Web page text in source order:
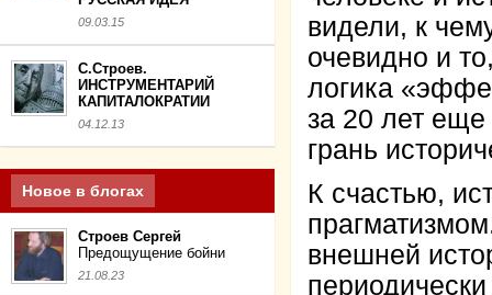
09.03.15
С.Строев.
ИНСТРУМЕНТАРИЙ
КАПИТАЛОКРАТИИ
04.12.13
Новое в блогах
Строев Сергей
Предощущение бойни
21.08.23
видели, к
очевидно и
логика
за 20 лет
грань
К счастью,
внешней